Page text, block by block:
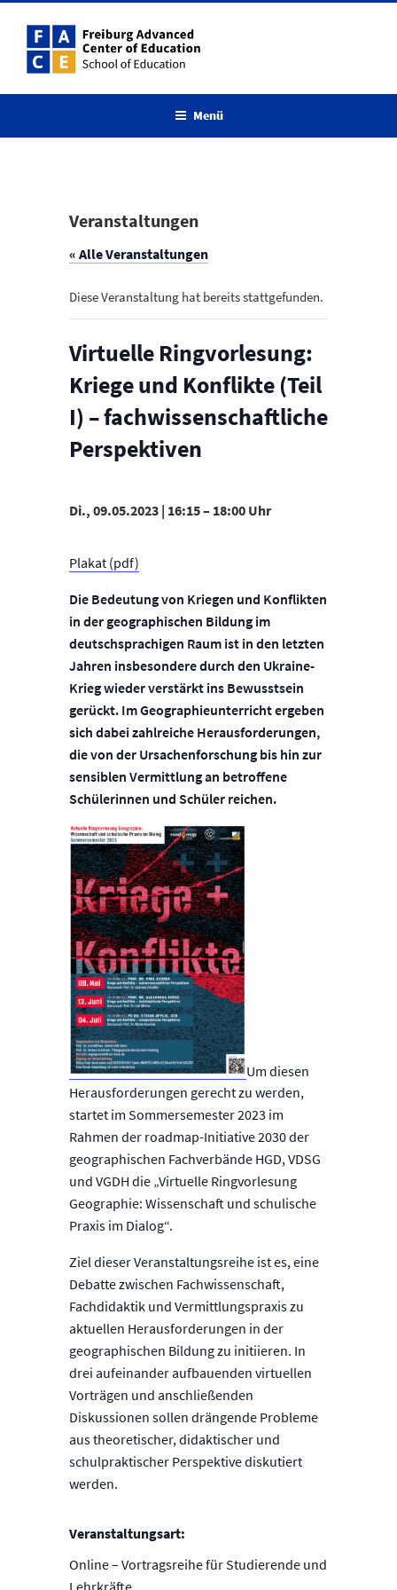
Inhalt
springen
Menü
Veranstaltungen
« Alle Veranstaltungen
Diese Veranstaltung hat bereits stattgefunden.
Virtuelle Ringvorlesung:
Kriege und Konflikte (Teil
I) – fachwissenschaftliche
Perspektiven
Di., 09.05.2023 | 16:15– 18:00
Plakat (pdf)
Die Bedeutung von Kriegen und Konflikten
in der geographischen Bildung im
deutschsprachigen Raum ist in den letzten
Jahren insbesondere durch den Ukraine-
Krieg wieder verstärkt ins Bewusstsein
gerückt. Im Geographieunterricht ergeben
sich dabei zahlreiche Herausforderungen,
die von der Ursachenforschung bis hin zur
sensiblen Vermittlung an betroffene
Schülerinnen und Schüler reichen.
Um diesen
Herausforderungen gerecht zu werden,
startet im Sommersemester 2023 im
Rahmen der roadmap-Initiative 2030 der
geographischen Fachverbände HGD, VDSG
und VGDH die „Virtuelle Ringvorlesung
Geographie: Wissenschaft und schulische
Praxis im Dialog“.
Ziel dieser Veranstaltungsreihe ist es, eine
Debatte zwischen Fachwissenschaft,
Fachdidaktik und Vermittlungspraxis zu
aktuellen Herausforderungen in der
geographischen Bildung zu initiieren. In
drei aufeinander aufbauenden virtuellen
Vorträgen und anschließenden
Diskussionen sollen drängende Probleme
aus theoretischer, didaktischer und
schulpraktischer Perspektive diskutiert
werden.
Veranstaltungsart:
Online – Vortragsreihe für Studierende und